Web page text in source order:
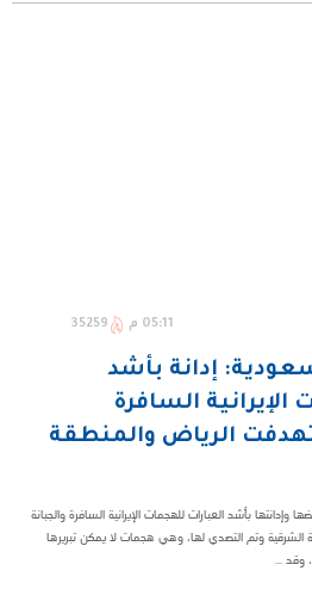
05:11 م 35259
إدانة بأشد
السافرة
الرياض والمنطقة
وإدانتها بأشد العبارات للهجمات الإيرانية السافرة والجبانة
الشرقية وتم التصدي لها، وهي هجمات لا يمكن تبريرها
...